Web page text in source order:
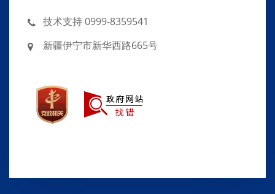
技术支持 0999-8359541
新疆伊宁市新华西路665号